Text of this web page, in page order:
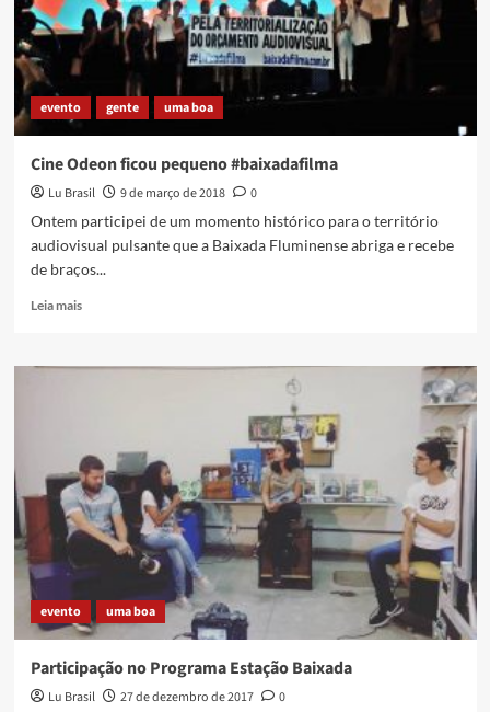
evento gente uma boa
Cine Odeon ficou pequeno #baixadafilma
Lu Brasil 9 de março de 2018
0
Ontem participei de um momento histórico para o território
audiovisual pulsante que a Baixada Fluminense abriga e recebe
de braços...
Leia maisRead
Cine
#baixadafilma
evento uma boa
Participação no Programa Estação Baixada
Lu Brasil 27 de dezembro de 2017
0